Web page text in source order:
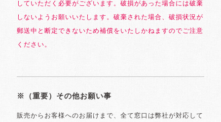
していただく必要がございます。破損があった場合には破棄
しないようお願いいたします。破棄された場合、破損状況が
郵送中と断定できないため補償をいたしかねますのでご注意
ください。
※（重要）その他お願い事
販売からお客様へのお届けまで、全て窓口は弊社が対応して